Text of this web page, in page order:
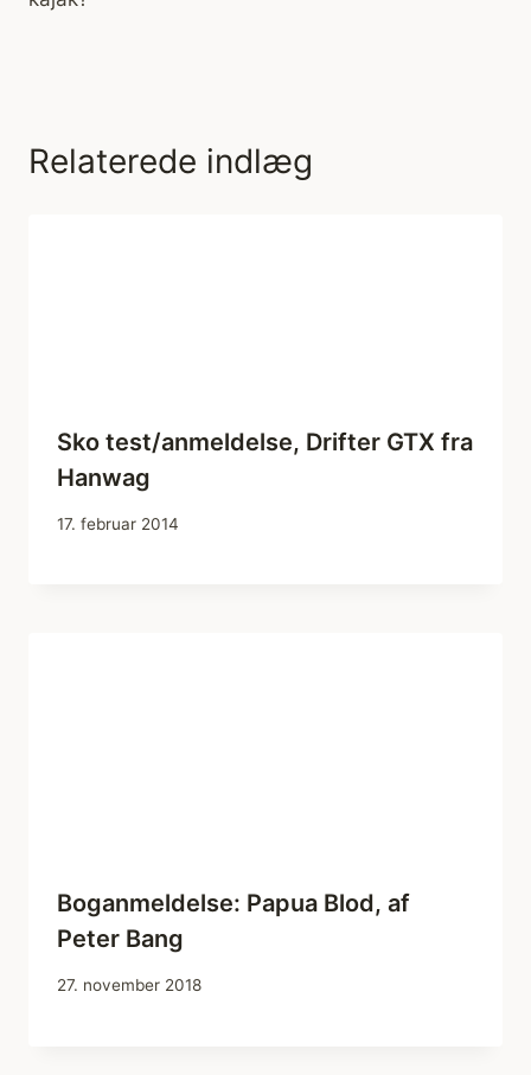
Relaterede indlæg
Sko test/anmeldelse, Drifter GTX fra
Hanwag
17. februar 2014
Boganmeldelse: Papua Blod, af
Peter Bang
27. november 2018